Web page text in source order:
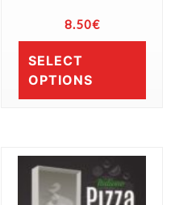
8.50€
SELECT
OPTIONS